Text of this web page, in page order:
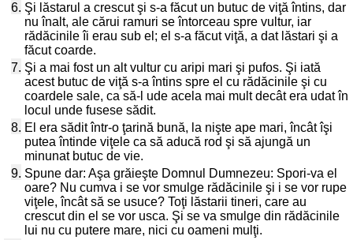
6. Şi lăstarul a crescut şi s-a făcut un butuc de viţă întins, dar
nu înalt, ale cărui ramuri se întorceau spre vultur, iar
rădăcinile îi erau sub el; el s-a făcut viţă, a dat lăstari şi a
făcut coarde.
7. Şi a mai fost un alt vultur cu aripi mari şi pufos. Şi iată
acest butuc de viţă s-a întins spre el cu rădăcinile şi cu
coardele sale, ca să-l ude acela mai mult decât era udat în
locul unde fusese sădit.
8. El era sădit într-o ţarină bună, la nişte ape mari, încât îşi
putea întinde viţele ca să aducă rod şi să ajungă un
minunat butuc de vie.
9. Spune dar: Aşa grăieşte Domnul Dumnezeu: Spori-va el
oare? Nu cumva i se vor smulge rădăcinile şi i se vor rupe
viţele, încât să se usuce? Toţi lăstarii tineri, care au
crescut din el se vor usca. Şi se va smulge din rădăcinile
lui nu cu putere mare, nici cu oameni mulţi.